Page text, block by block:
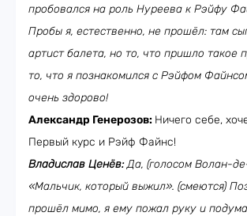
пробовался на роль Нуреева к Рэйфу
Пробы я, естественно, не прошёл: там
артист балета, но то, что пришло такое
то, что я познакомился с Рэйфом
очень здорово!
Александр Генерозов: Ничего себе,
Первый курс и Рэйф Файнс!
Владислав Ценёв:Да, (голосом Волан-
«Мальчик, который выжил». (смеются)
прошёл мимо, я ему пожал руку и